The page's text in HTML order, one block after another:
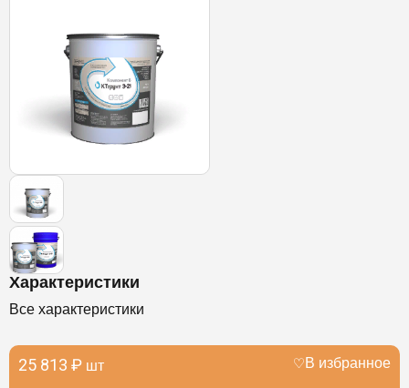
Характеристики
Все характеристики
25 813 ₽ шт В избранное